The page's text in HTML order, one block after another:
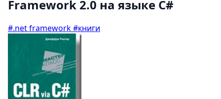
Framework 2.0 на языке C#
#.net framework#книги